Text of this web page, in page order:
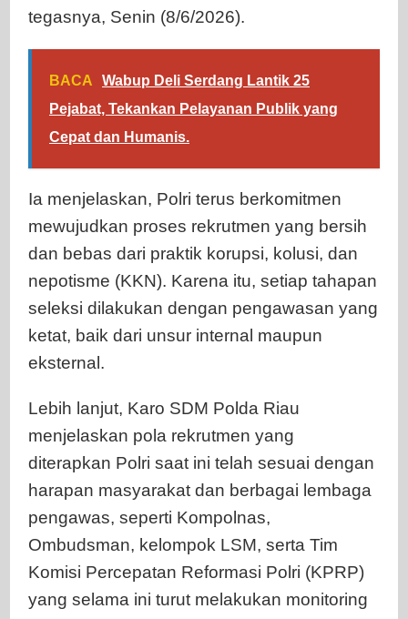
tegasnya, Senin (8/6/2026).
BACA
Wabup Deli Serdang Lantik 25
Pejabat, Tekankan Pelayanan Publik yang
Cepat dan Humanis.
Ia menjelaskan, Polri terus berkomitmen
mewujudkan proses rekrutmen yang bersih
dan bebas dari praktik korupsi, kolusi, dan
nepotisme (KKN). Karena itu, setiap tahapan
seleksi dilakukan dengan pengawasan yang
ketat, baik dari unsur internal maupun
eksternal.
Lebih lanjut, Karo SDM Polda Riau
menjelaskan pola rekrutmen yang
diterapkan Polri saat ini telah sesuai dengan
harapan masyarakat dan berbagai lembaga
pengawas, seperti Kompolnas,
Ombudsman, kelompok LSM, serta Tim
Komisi Percepatan Reformasi Polri (KPRP)
yang selama ini turut melakukan monitoring